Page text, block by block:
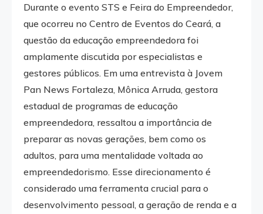
Durante o evento STS e Feira do Empreendedor,
que ocorreu no Centro de Eventos do Ceará, a
questão da educação empreendedora foi
amplamente discutida por especialistas e
gestores públicos. Em uma entrevista à Jovem
Pan News Fortaleza, Mônica Arruda, gestora
estadual de programas de educação
empreendedora, ressaltou a importância de
preparar as novas gerações, bem como os
adultos, para uma mentalidade voltada ao
empreendedorismo. Esse direcionamento é
considerado uma ferramenta crucial para o
desenvolvimento pessoal, a geração de renda e a